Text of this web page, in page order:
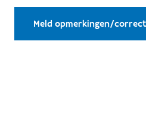
Meld opmerkingen/